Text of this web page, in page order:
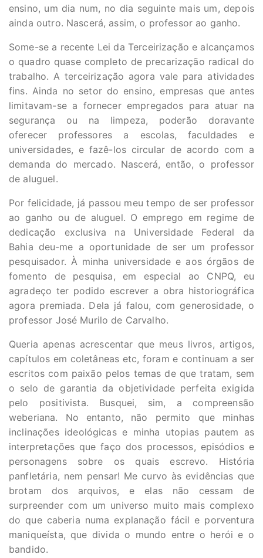
ensino, um dia num, no dia seguinte mais um, depois
ainda outro. Nascerá, assim, o professor ao ganho.
Some-se a recente Lei da Terceirização e alcançamos
o quadro quase completo de precarização radical do
trabalho. A terceirização agora vale para atividades
fins. Ainda no setor do ensino, empresas que antes
limitavam-se a fornecer empregados para atuar na
segurança ou na limpeza, poderão doravante
oferecer professores a escolas, faculdades e
universidades, e fazê-los circular de acordo com a
demanda do mercado. Nascerá, então, o professor
de aluguel.
Por felicidade, já passou meu tempo de ser professor
ao ganho ou de aluguel. O emprego em regime de
dedicação exclusiva na Universidade Federal da
Bahia deu-me a oportunidade de ser um professor
pesquisador. À minha universidade e aos órgãos de
fomento de pesquisa, em especial ao CNPQ, eu
agradeço ter podido escrever a obra historiográfica
agora premiada. Dela já falou, com generosidade, o
professor José Murilo de Carvalho.
Queria apenas acrescentar que meus livros, artigos,
capítulos em coletâneas etc, foram e continuam a ser
escritos com paixão pelos temas de que tratam, sem
o selo de garantia da objetividade perfeita exigida
pelo positivista. Busquei, sim, a compreensão
weberiana. No entanto, não permito que minhas
inclinações ideológicas e minha utopias pautem as
interpretações que faço dos processos, episódios e
personagens sobre os quais escrevo. História
panfletária, nem pensar! Me curvo às evidências que
brotam dos arquivos, e elas não cessam de
surpreender com um universo muito mais complexo
do que caberia numa explanação fácil e porventura
maniqueísta, que divida o mundo entre o herói e o
bandido.